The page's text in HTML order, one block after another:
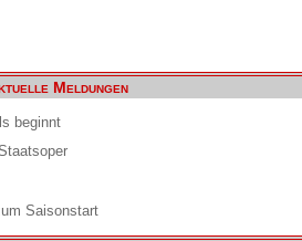
Meldungen
beginnt
Saisonstart